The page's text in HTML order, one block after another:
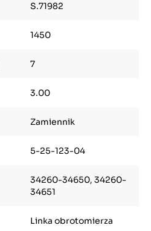
S.71982
1450
7
3.00
Zamiennik
5-25-123-04
34260-34650, 34260-
34651
Linka obrotomierza